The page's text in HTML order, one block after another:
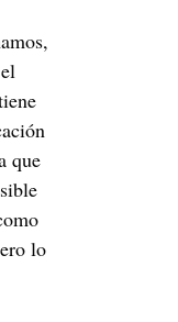
cuentos infantiles
Cambio de sexo
que
lo